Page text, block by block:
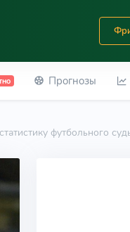
Прогнозы
футбольного